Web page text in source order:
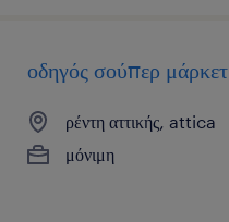
οδηγός σούπερ μάρκετ
ρέντη αττικής, attica
μόνιμη